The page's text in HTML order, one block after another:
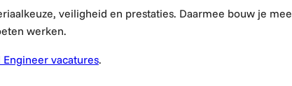
veiligheid en prestaties. Daarmee bouw je mee
werken.
vacatures.